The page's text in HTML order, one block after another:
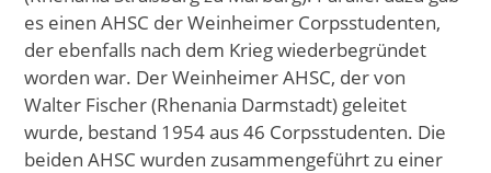
es einen AHSC der Weinheimer Corpsstudenten,
der ebenfalls nach dem Krieg wiederbegründet
worden war. Der Weinheimer AHSC, der von
Walter Fischer (Rhenania Darmstadt) geleitet
wurde, bestand 1954 aus 46 Corpsstudenten. Die
beiden AHSC wurden zusammengeführt zu einer